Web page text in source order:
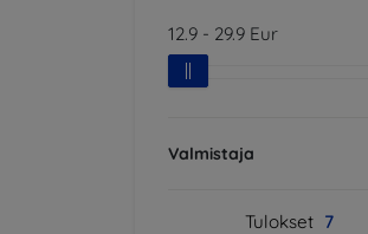
12.9 - 29.9 Eur
Valmistaja
Tulokset 7